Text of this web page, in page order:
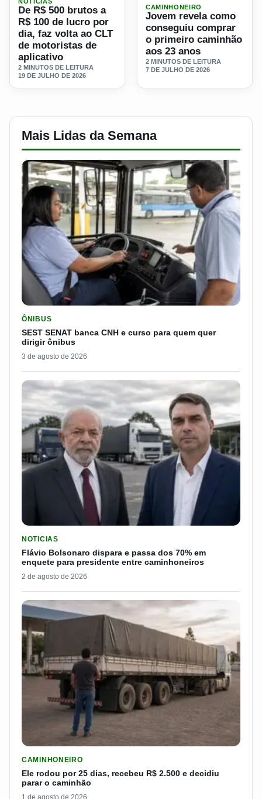
Ler materia: De R$ 500 brutos a R$ 100 de lucro por dia,
De R$ 500 brutos a
R$ 100 de lucro por
dia, faz volta ao CLT
de motoristas de
aplicativo
2 MINUTOS DE LEITURA
19 DE JULHO DE 2026
Ler materia: Jovem revela
CAMINHONEIRO
Jovem revela como
conseguiu comprar
o primeiro caminhão
aos 23 anos
2 MINUTOS DE LEITURA
7 DE JULHO DE 2026
Mais Lidas da Semana
ÔNIBUS
SEST SENAT banca CNH e curso para quem quer
dirigir ônibus
3 de agosto de 2026
NOTICIAS
Flávio Bolsonaro dispara e passa dos 70% em
enquete para presidente entre caminhoneiros
2 de agosto de 2026
CAMINHONEIRO
Ele rodou por 25 dias, recebeu R$ 2.500 e decidiu
parar o caminhão
1 de agosto de 2026